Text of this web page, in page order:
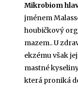
Mikrobiom
jménem
houbičkový
mazem.. U
ekzému však
mastné
která proniká